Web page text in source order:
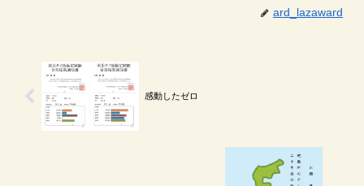
ard_lazaward
感動したゼロ